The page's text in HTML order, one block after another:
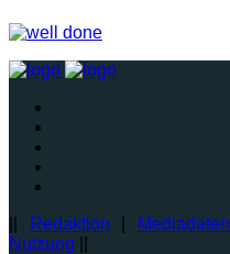
Redaktion Mediadaten
Nutzung